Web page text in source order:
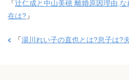
「辻仁成と中山美穂 離婚原因理由,
在は? 」
「湯川れい子の直也とは?息子は?